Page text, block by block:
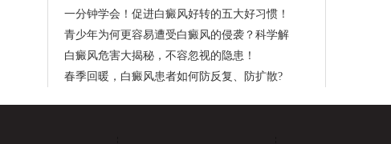
一分钟学会！促进白癜风好转的五大好习惯！
青少年为何更容易遭受白癜风的侵袭？科学解
白癜风危害大揭秘，不容忽视的隐患！
春季回暖，白癜风患者如何防反复、防扩散?